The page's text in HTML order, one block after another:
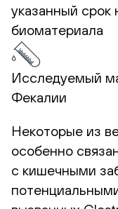
указанный срок
биоматериала
Исследуемый
Фекалии
Некоторые из
особенно
с кишечными